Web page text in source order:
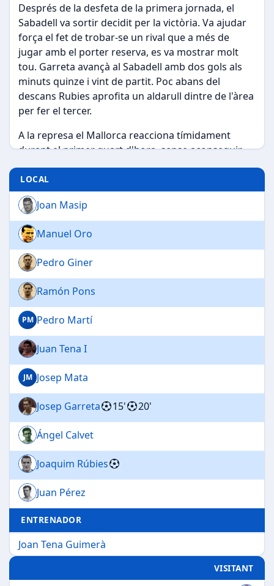
Després de la desfeta de la primera jornada, el
Sabadell va sortir decidit per la victòria. Va ajudar
força el fet de trobar-se un rival que a més de
jugar amb el porter reserva, es va mostrar molt
tou. Garreta avançà al Sabadell amb dos gols als
minuts quinze i vint de partit. Poc abans del
descans Rubies aprofita un aldarull dintre de l'àrea
per fer el tercer.
A la represa el Mallorca reacciona tímidament
durant el primer quart d'hora, sense aconseguir
cap gol. El partit decau a causa de la diferència de
gols sense gaires jugades destacables.
LOCAL
Joan Masip
Manuel Oro
Pedro Giner
Ramón Pons
PM Pedro Martí
Juan Tena I
JM Josep Mata
Josep Garreta 15' 20'
Ángel Calvet
Joaquim Rúbies
Juan Pérez
ENTRENADOR
Joan Tena Guimerà
VISITANT